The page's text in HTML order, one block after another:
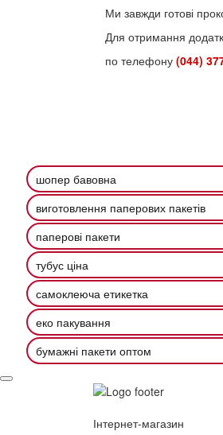
Ми завжди готові
Для отримання
по телефону (044)
шопер бавовна
виготовлення паперових пакетів
паперові пакети
тубус ціна
самоклеюча етикетка
еко пакування
бумажні пакети оптом
Інтернет-магазин